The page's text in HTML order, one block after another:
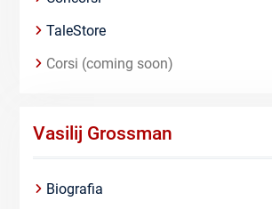
TaleStore
Corsi (coming soon)
Vasilij Grossman
Biografia